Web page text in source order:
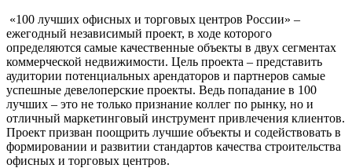
«100 лучших офисных и торговых центров России» –
ежегодный независимый проект, в ходе которого
определяются самые качественные объекты в двух сегментах
коммерческой недвижимости. Цель проекта – представить
аудитории потенциальных арендаторов и партнеров самые
успешные девелоперские проекты. Ведь попадание в 100
лучших – это не только признание коллег по рынку, но и
отличный маркетинговый инструмент привлечения клиентов.
Проект призван поощрить лучшие объекты и содействовать в
формировании и развитии стандартов качества строительства
офисных и торговых центров.